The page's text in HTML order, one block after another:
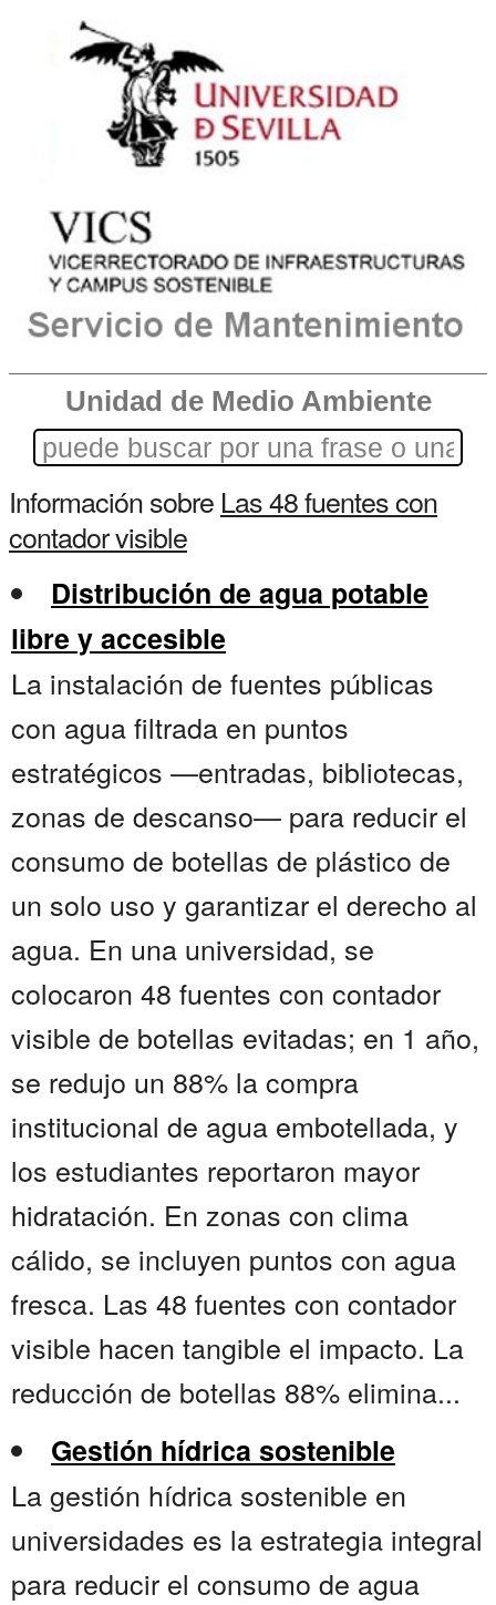
Unidad de Medio Ambiente
Información sobre Las 48 fuentes con
contador visible
Distribución de agua potable
libre y accesible
La instalación de fuentes públicas
con agua filtrada en puntos
estratégicos —entradas, bibliotecas,
zonas de descanso— para reducir el
consumo de botellas de plástico de
un solo uso y garantizar el derecho al
agua. En una universidad, se
colocaron 48 fuentes con contador
visible de botellas evitadas; en 1 año,
se redujo un 88% la compra
institucional de agua embotellada, y
los estudiantes reportaron mayor
hidratación. En zonas con clima
cálido, se incluyen puntos con agua
fresca. Las 48 fuentes con contador
visible hacen tangible el impacto. La
reducción de botellas 88% elimina...
Gestión hídrica sostenible
La gestión hídrica sostenible en
universidades es la estrategia integral
para reducir el consumo de agua